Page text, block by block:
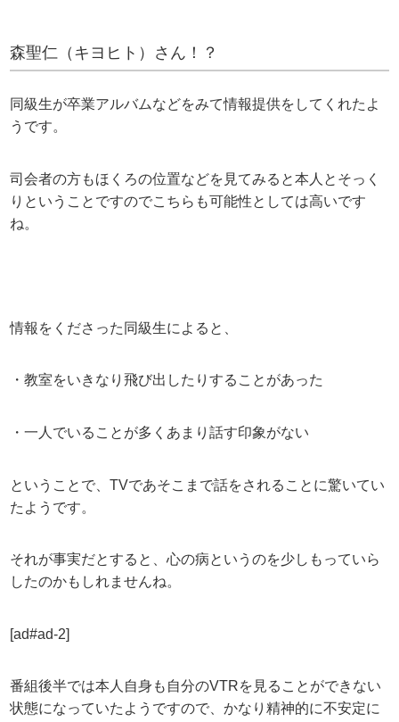
森聖仁（キヨヒト）さん！？
同級生が卒業アルバムなどをみて情報提供をしてくれたよ
うです。
司会者の方もほくろの位置などを見てみると本人とそっく
りということですのでこちらも可能性としては高いです
ね。
情報をくださった同級生によると、
・教室をいきなり飛び出したりすることがあった
・一人でいることが多くあまり話す印象がない
ということで、TVであそこまで話をされることに驚いてい
たようです。
それが事実だとすると、心の病というのを少しもっていら
したのかもしれませんね。
[ad#ad-2]
番組後半では本人自身も自分のVTRを見ることができない
状態になっていたようですので、かなり精神的に不安定に